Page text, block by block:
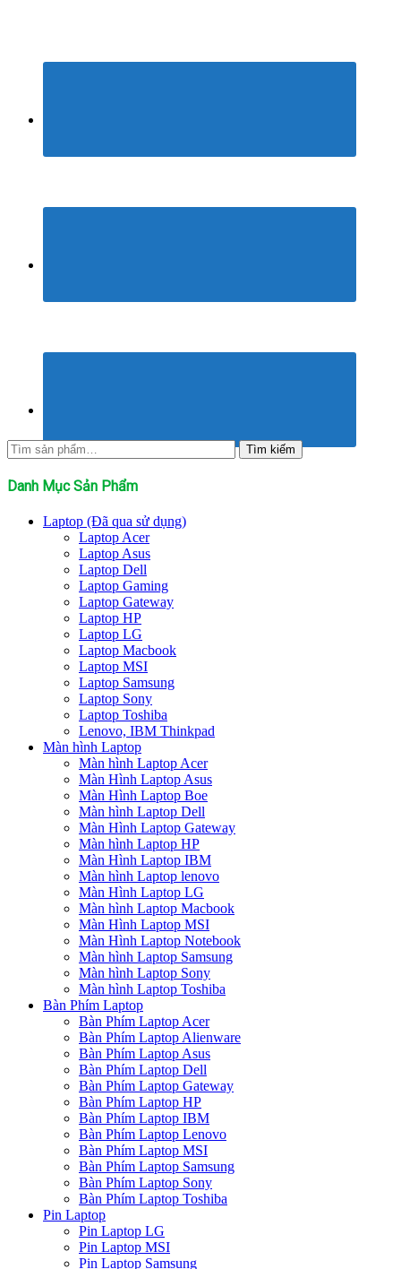
Tìm
kiếm:
Tìm kiếm
Danh Mục Sản Phẩm
Laptop (Đã qua sử dụng)
Laptop Acer
Laptop Asus
Laptop Dell
Laptop Gaming
Laptop Gateway
Laptop HP
Laptop LG
Laptop Macbook
Laptop MSI
Laptop Samsung
Laptop Sony
Laptop Toshiba
Lenovo, IBM Thinkpad
Màn hình Laptop
Màn hình Laptop Acer
Màn Hình Laptop Asus
Màn Hình Laptop Boe
Màn hình Laptop Dell
Màn Hình Laptop Gateway
Màn hình Laptop HP
Màn Hình Laptop IBM
Màn hình Laptop lenovo
Màn Hình Laptop LG
Màn hình Laptop Macbook
Màn Hình Laptop MSI
Màn Hình Laptop Notebook
Màn hình Laptop Samsung
Màn hình Laptop Sony
Màn hình Laptop Toshiba
Bàn Phím Laptop
Bàn Phím Laptop Acer
Bàn Phím Laptop Alienware
Bàn Phím Laptop Asus
Bàn Phím Laptop Dell
Bàn Phím Laptop Gateway
Bàn Phím Laptop HP
Bàn Phím Laptop IBM
Bàn Phím Laptop Lenovo
Bàn Phím Laptop MSI
Bàn Phím Laptop Samsung
Bàn Phím Laptop Sony
Bàn Phím Laptop Toshiba
Pin Laptop
Pin Laptop LG
Pin Laptop MSI
Pin Laptop Samsung